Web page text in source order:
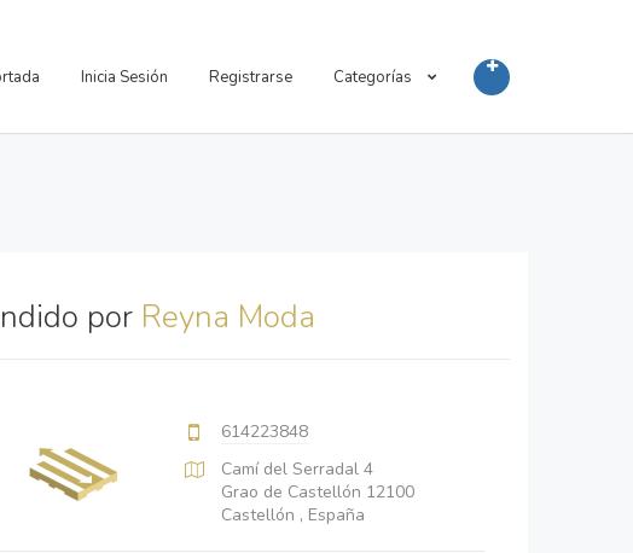
Inicia Sesión Registrarse Categorías
por Reyna Moda
614223848
Camí del Serradal 4
Grao de Castellón 12100
Castellón , España